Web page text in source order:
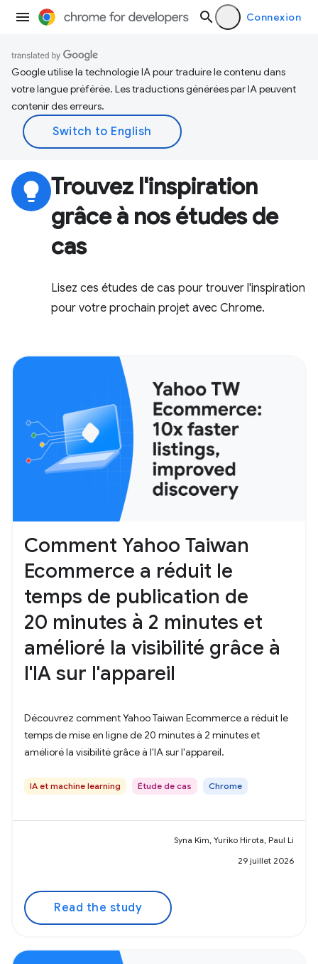
Connexion
Google utilise la technologie IA pour traduire le contenu dans
votre langue préférée. Les traductions générées par IA peuvent
contenir des erreurs.
lightbulb Trouvez l'inspiration
grâce à nos études de
cas
Lisez ces études de cas pour trouver l'inspiration
pour votre prochain projet avec Chrome.
Comment Yahoo Taiwan
Ecommerce a réduit le
temps de publication de
20 minutes à 2 minutes et
amélioré la visibilité grâce à
l'IA sur l'appareil
Découvrez comment Yahoo Taiwan Ecommerce a réduit le
temps de mise en ligne de 20 minutes à 2 minutes et
amélioré la visibilité grâce à l'IA sur l'appareil.
IA et machine learning Étude de cas Chrome
Syna Kim, Yuriko Hirota, Paul Li
29 juillet 2026
Read the study